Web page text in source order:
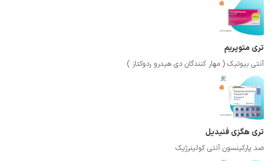
تری متوپریم
آنتی بیوتیک ( مهار کنندگان دی هیدرو ردوکتاز )
تری هگزی فنیدیل
ضد پارکینسون آنتی کولینرژیک